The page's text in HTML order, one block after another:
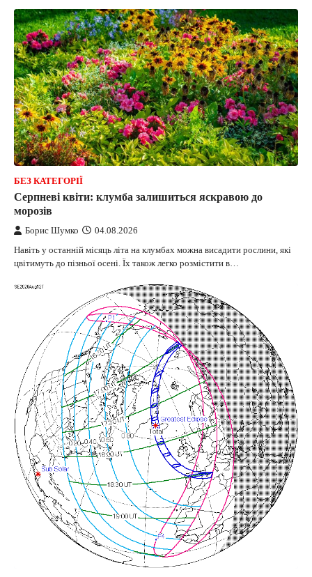
БЕЗ КАТЕГОРІЇ
Серпневі квіти: клумба залишиться яскравою до
морозів
Борис Шумко 04.08.2026
Навіть у останній місяць літа на клумбах можна висадити рослини, які
цвітимуть до пізньої осені. Їх також легко розмістити в…